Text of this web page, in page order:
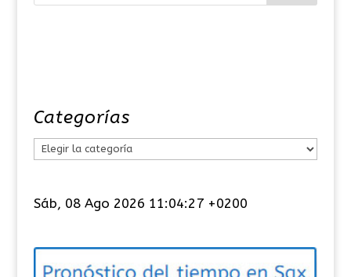
Categorías
e
o
Sáb, 08 Ago 2026 11:04:27 +0200